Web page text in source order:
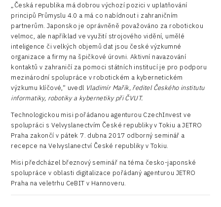
„Česká republika má dobrou výchozí pozici v uplatňování
principů Průmyslu 4.0 a má co nabídnout i zahraničním
partnerům. Japonsko je oprávněně považováno za robotickou
velmoc, ale například ve využití strojového vidění, umělé
inteligence či velkých objemů dat jsou české výzkumné
organizace a firmy na špičkové úrovni. Aktivní navazování
kontaktů v zahraničí za pomoci státních institucí je pro podporu
mezinárodní spolupráce v robotickém a kybernetickém
výzkumu klíčové,“ uvedl Vladimír Mařík, ředitel Českého institutu
informatiky, robotiky a kybernetiky při ČVUT.
Technologickou misi pořádanou agenturou CzechInvest ve
spolupráci s Velvyslanectvím České republiky v Tokiu a JETRO
Praha zakončí v pátek 7. dubna 2017 odborný seminář a
recepce na Velvyslanectví České republiky v Tokiu.
Misi předcházel březnový seminář na téma česko-japonské
spolupráce v oblasti digitalizace pořádaný agenturou JETRO
Praha na veletrhu CeBIT v Hannoveru.